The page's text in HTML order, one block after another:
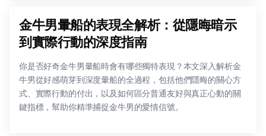
金牛男暈船的表現全解析：從隱晦暗示
到實際行動的深度指南
你是否好奇金牛男暈船時會有哪些獨特表現？本文深入解析金
牛男從好感萌芽到深度暈船的全過程，包括他們隱晦的關心方
式、實際行動的付出，以及如何區分普通友好與真正心動的關
鍵指標，幫助你精準捕捉金牛男的愛情信號。